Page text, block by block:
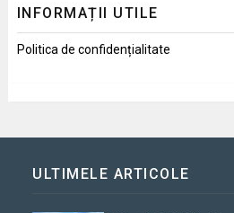
INFORMAȚII UTILE
Politica de confidențialitate
ULTIMELE ARTICOLE